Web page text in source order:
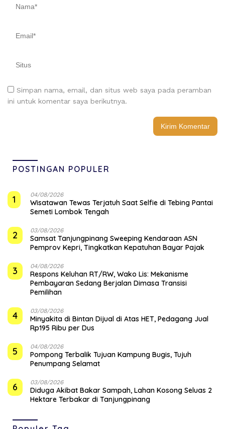
Simpan nama, email, dan situs web saya pada peramban
ini untuk komentar saya berikutnya.
POSTINGAN POPULER
1 04/08/2026
Wisatawan Tewas Terjatuh Saat Selfie di Tebing Pantai
Semeti Lombok Tengah
2 03/08/2026
Samsat Tanjungpinang Sweeping Kendaraan ASN
Pemprov Kepri, Tingkatkan Kepatuhan Bayar Pajak
3 04/08/2026
‎Respons Keluhan RT/RW, Wako Lis: Mekanisme
Pembayaran Sedang Berjalan Dimasa Transisi
Pemilihan
4 03/08/2026
Minyakita di Bintan Dijual di Atas HET, Pedagang Jual
Rp195 Ribu per Dus
5 04/08/2026
Pompong Terbalik Tujuan Kampung Bugis, Tujuh
Penumpang Selamat
6 03/08/2026
Diduga Akibat Bakar Sampah, Lahan Kosong Seluas 2
Hektare Terbakar di Tanjungpinang